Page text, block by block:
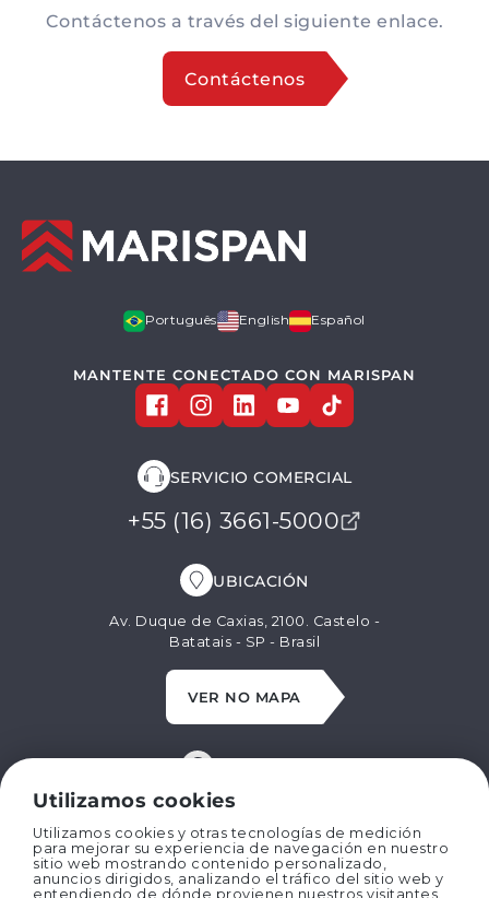
Contáctenos a través del siguiente enlace.
Contáctenos
Utilizamos cookies
Utilizamos cookies y otras tecnologías de medición
para mejorar su experiencia de navegación en nuestro
sitio web mostrando contenido personalizado,
anuncios dirigidos, analizando el tráfico del sitio web y
entendiendo de dónde provienen nuestros visitantes.
Português English Español
MANTENTE CONECTADO CON MARISPAN
SERVICIO COMERCIAL
+55 (16) 3661-5000
UBICACIÓN
Av. Duque de Caxias, 2100. Castelo -
Batatais - SP - Brasil
VER NO MAPA
+55 (16) 99629-8662
CORREO ELECTRÓNICO